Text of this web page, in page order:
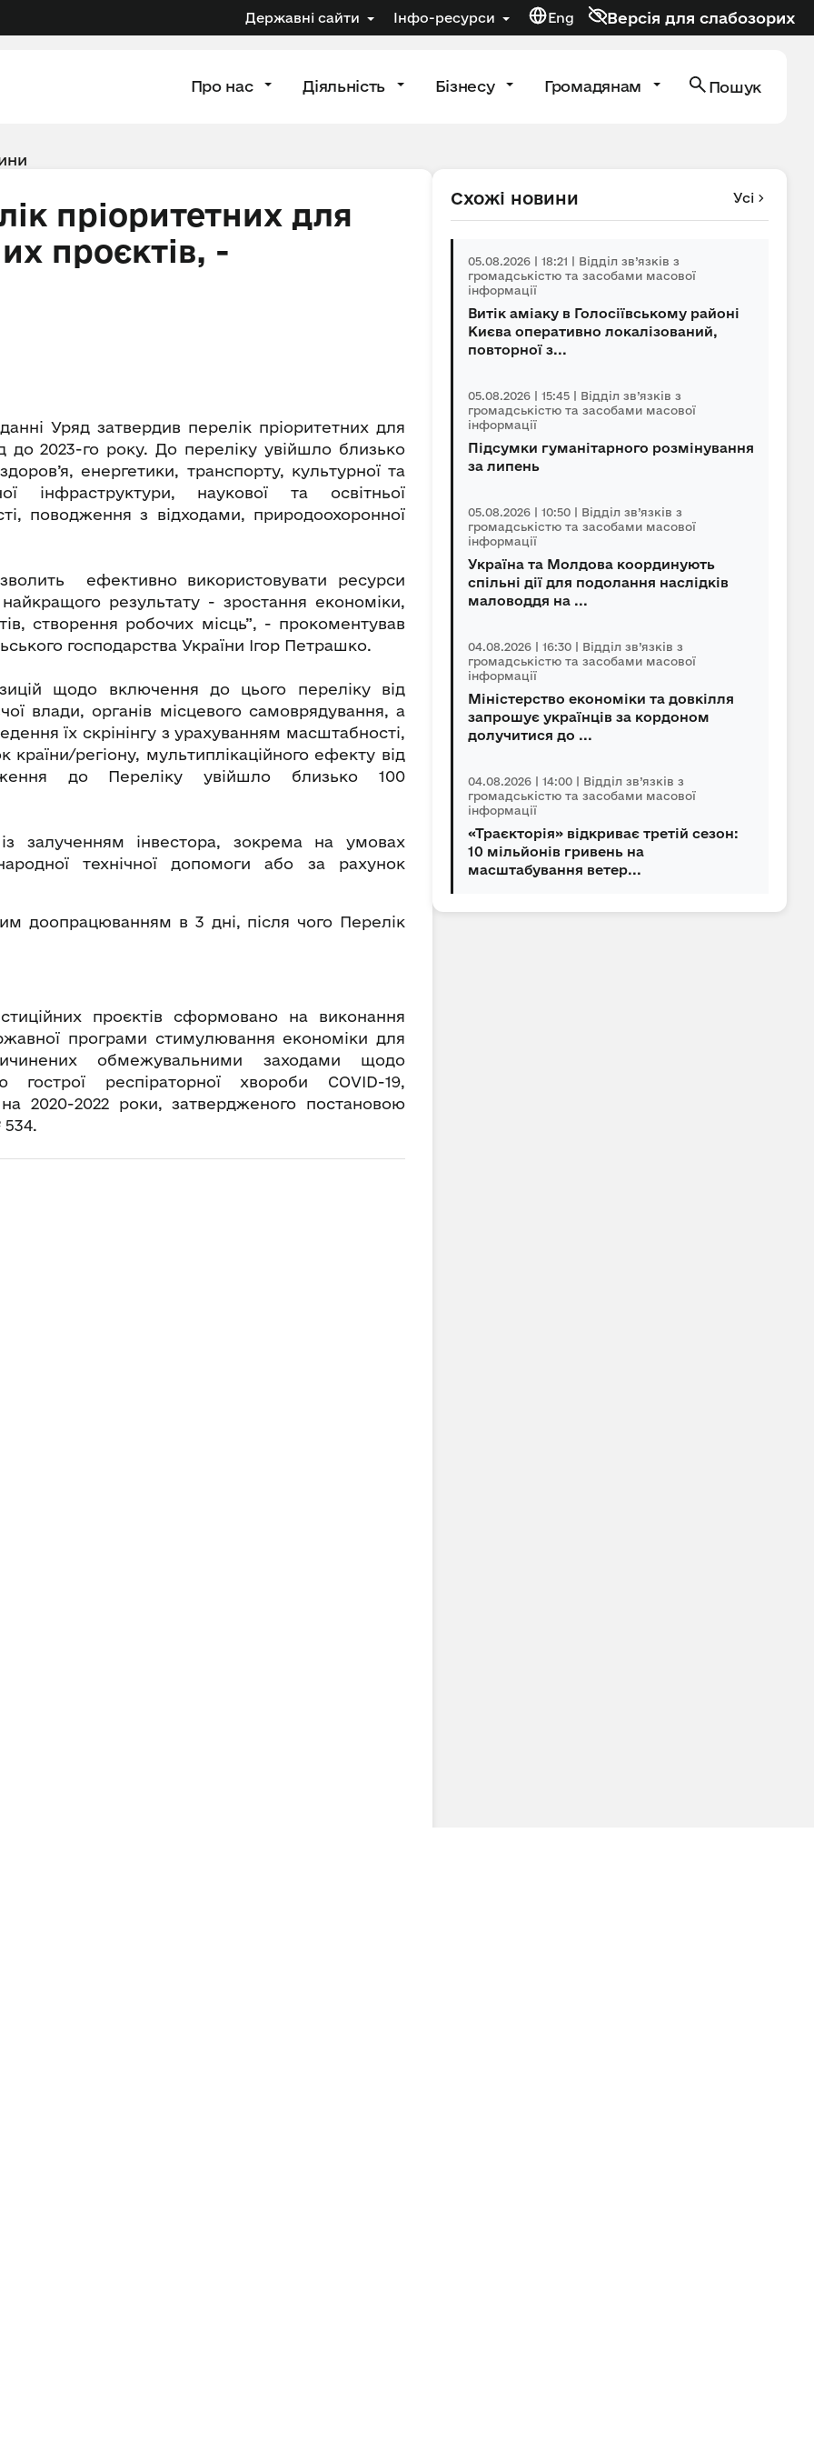
Державні сайти Інфо-ресурси Eng Версія для слабозорих
Про нас Діяльність Бізнесу Громадянам Пошук
пріоритетних для
проєктів, -
Уряд затвердив перелік пріоритетних для
до 2023-го року. До переліку увійшло близько
енергетики, транспорту, культурної та
інфраструктури, наукової та освітньої
поводження з відходами, природоохоронної
ефективно використовувати ресурси
результату - зростання економіки,
створення робочих місць”, - прокоментував
господарства України Ігор Петрашко.
щодо включення до цього переліку від
влади, органів місцевого самоврядування, а
їх скрінінгу з урахуванням масштабності,
регіону, мультиплікаційного ефекту від
до Переліку увійшло близько 100
залученням інвестора, зокрема на умовах
технічної допомоги або за рахунок
доопрацюванням в 3 дні, після чого Перелік
проєктів сформовано на виконання
програми стимулювання економіки для
обмежувальними заходами щодо
респіраторної хвороби COVID-19,
2020-2022 роки, затвердженого постановою
534.
Схожі новини Усі
05.08.2026 | 18:21 | Відділ зв’язків з
громадськістю та засобами масової
інформації
Витік аміаку в Голосіївському районі
Києва оперативно локалізований,
повторної з...
05.08.2026 | 15:45 | Відділ зв’язків з
громадськістю та засобами масової
інформації
Підсумки гуманітарного розмінування
за липень
05.08.2026 | 10:50 | Відділ зв’язків з
громадськістю та засобами масової
інформації
Україна та Молдова координують
спільні дії для подолання наслідків
маловоддя на ...
04.08.2026 | 16:30 | Відділ зв’язків з
громадськістю та засобами масової
інформації
Міністерство економіки та довкілля
запрошує українців за кордоном
долучитися до ...
04.08.2026 | 14:00 | Відділ зв’язків з
громадськістю та засобами масової
інформації
«Траєкторія» відкриває третій сезон:
10 мільйонів гривень на
масштабування ветер...